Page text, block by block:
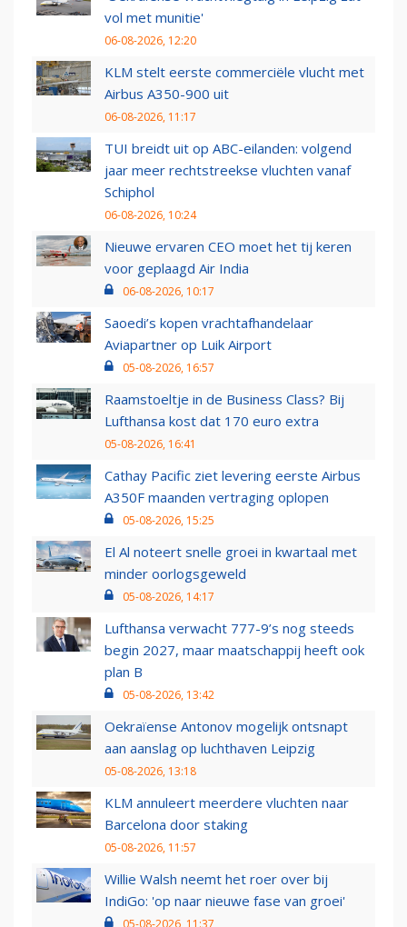
vol met munitie'
06-08-2026, 12:20
KLM stelt eerste commerciële vlucht met
Airbus A350-900 uit
06-08-2026, 11:17
TUI breidt uit op ABC-eilanden: volgend
jaar meer rechtstreekse vluchten vanaf
Schiphol
06-08-2026, 10:24
Nieuwe ervaren CEO moet het tij keren
voor geplaagd Air India
06-08-2026, 10:17
Saoedi’s kopen vrachtafhandelaar
Aviapartner op Luik Airport
05-08-2026, 16:57
Raamstoeltje in de Business Class? Bij
Lufthansa kost dat 170 euro extra
05-08-2026, 16:41
Cathay Pacific ziet levering eerste Airbus
A350F maanden vertraging oplopen
05-08-2026, 15:25
El Al noteert snelle groei in kwartaal met
minder oorlogsgeweld
05-08-2026, 14:17
Lufthansa verwacht 777-9’s nog steeds
begin 2027, maar maatschappij heeft ook
plan B
05-08-2026, 13:42
Oekraïense Antonov mogelijk ontsnapt
aan aanslag op luchthaven Leipzig
05-08-2026, 13:18
KLM annuleert meerdere vluchten naar
Barcelona door staking
05-08-2026, 11:57
Willie Walsh neemt het roer over bij
IndiGo: 'op naar nieuwe fase van groei'
05-08-2026, 11:37